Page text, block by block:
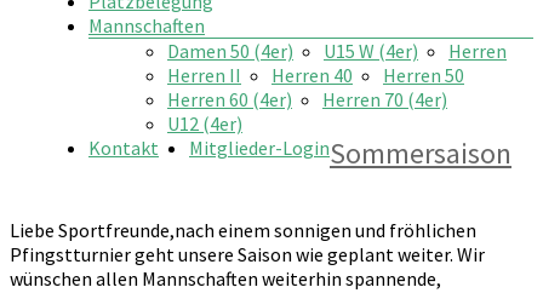
Mannschaften
Damen 50 (4er)
U15 W (4er)
Herren
Herren II
Herren 40
Herren 50
Herren 60 (4er)
Herren 70 (4er)
U12 (4er)
Kontakt
Mitglieder-LoginSommersaison
Liebe Sportfreunde,nach einem sonnigen und fröhlichen
Pfingstturnier geht unsere Saison wie geplant weiter. Wir
wünschen allen Mannschaften weiterhin spannende,